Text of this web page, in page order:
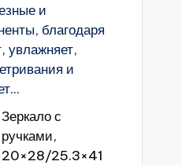
и
благодаря
увлажняет,
и
Зеркало с
ручками,
20×28/25.3×41